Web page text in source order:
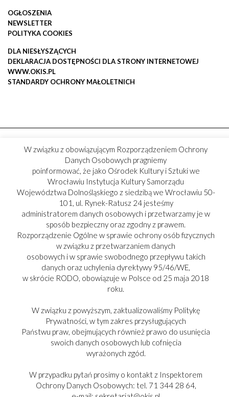
OGŁOSZENIA
NEWSLETTER
POLITYKA COOKIES
DLA NIESŁYSZĄCYCH
DEKLARACJA DOSTĘPNOŚCI DLA STRONY INTERNETOWEJ
WWW.OKIS.PL
STANDARDY OCHRONY MAŁOLETNICH
PARTNER:
W związku z obowiązującym Rozporządzeniem Ochrony
Danych Osobowych pragniemy
poinformować, że jako Ośrodek Kultury i Sztuki we
Wrocławiu Instytucja Kultury Samorządu
Województwa Dolnośląskiego z siedzibą we Wrocławiu 50-
101, ul. Rynek-Ratusz 24 jesteśmy
administratorem danych osobowych i przetwarzamy je w
sposób bezpieczny oraz zgodny z prawem.
Rozporządzenie Ogólne w sprawie ochrony osób fizycznych
w związku z przetwarzaniem danych
osobowych i w sprawie swobodnego przepływu takich
danych oraz uchylenia dyrektywy 95/46/WE,
w skrócie RODO, obowiązuje w Polsce od 25 maja 2018
roku.
W związku z powyższym, zaktualizowaliśmy Politykę
Prywatności, w tym zakres przysługujących
Państwu praw, obejmujących również prawo do usunięcia
swoich danych osobowych lub cofnięcia
wyrażonych zgód.
W przypadku pytań prosimy o kontakt z Inspektorem
Ochrony Danych Osobowych: tel. 71 344 28 64,